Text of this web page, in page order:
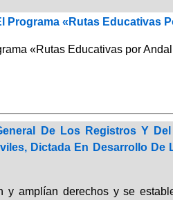
Programa «Rutas Educativas
«Rutas Educativas por
De Los Registros Y
Dictada En Desarrollo De
amplían derechos y se